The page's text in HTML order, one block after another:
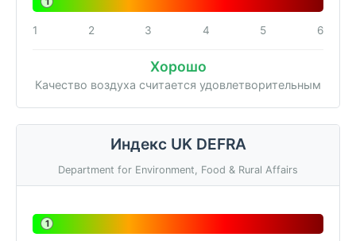
1 2 3 4 5 6
Хорошо
Качество воздуха считается удовлетворительным
Индекс UK DEFRA
Department for Environment, Food & Rural Affairs
1